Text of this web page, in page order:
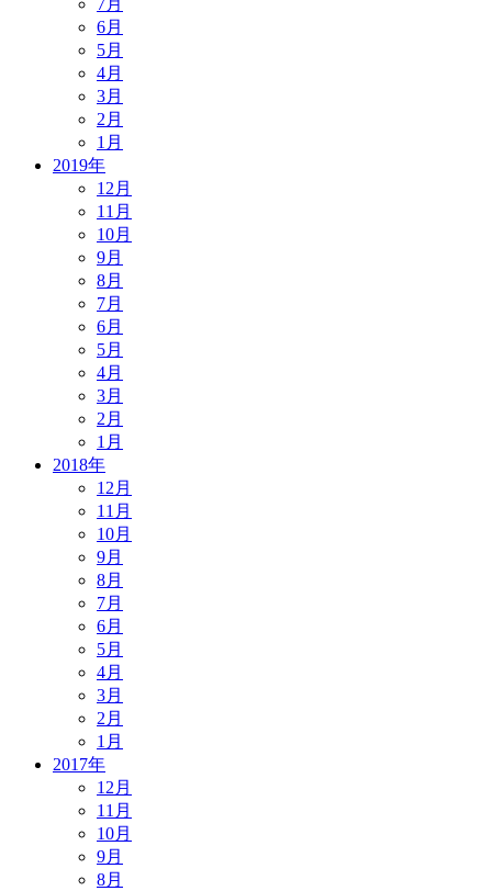
6月
5月
4月
3月
2月
1月
2019年
12月
11月
10月
9月
8月
7月
6月
5月
4月
3月
2月
1月
2018年
12月
11月
10月
9月
8月
7月
6月
5月
4月
3月
2月
1月
2017年
12月
11月
10月
9月
8月